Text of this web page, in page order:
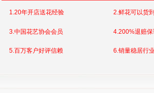
1.20年开店送花经验 2.鲜花可以货
3.中国花艺协会会员 4.200%退赔保
5.百万客户好评信赖 6.销量稳居行